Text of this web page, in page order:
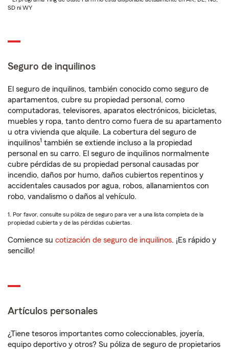
SD ni WY
Seguro de inquilinos
El seguro de inquilinos, también conocido como seguro de
apartamentos, cubre su propiedad personal, como
computadoras, televisores, aparatos electrónicos, bicicletas,
muebles y ropa, tanto dentro como fuera de su apartamento
u otra vivienda que alquile. La cobertura del seguro de
inquilinos1 también se extiende incluso a la propiedad
personal en su carro. El seguro de inquilinos normalmente
cubre pérdidas de su propiedad personal causadas por
incendio, daños por humo, daños cubiertos repentinos y
accidentales causados por agua, robos, allanamientos con
robo, vandalismo o daños al vehículo.
1. Por favor, consulte su póliza de seguro para ver a una lista completa de la
propiedad cubierta y de las pérdidas cubiertas.
Comience su cotización de seguro de inquilinos. ¡Es rápido y
sencillo!
Artículos personales
¿Tiene tesoros importantes como coleccionables, joyería,
equipo deportivo y otros? Su póliza de seguro de propietarios